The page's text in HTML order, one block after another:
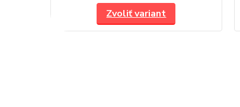
Zvoliť variant